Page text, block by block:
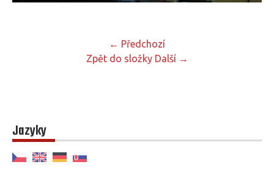
← Předchozí
Zpět do složky Další →
Jazyky